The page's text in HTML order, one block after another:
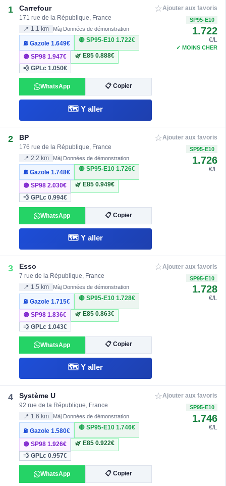
1 Carrefour
171 rue de la République, France
📍 1.1 km Màj Données de démonstration
⛽ Gazole1.649€
🔴 SP95-E10 1.722€
🟣 SP981.947€ 🌿 E85 0.888€
💨 GPLc1.050€
WhatsApp 📋 Copier
🗺️ Y aller
☆Ajouter aux favoris
SP95-E10
1.722
€/L
✓ MOINS CHER
2 BP
176 rue de la République, France
📍 2.2 km Màj Données de démonstration
⛽ Gazole1.748€
🔴 SP95-E10 1.726€
🟣 SP982.030€ 🌿 E85 0.949€
💨 GPLc0.994€
WhatsApp 📋 Copier
🗺️ Y aller
☆Ajouter aux favoris
SP95-E10
1.726
€/L
3 Esso
7 rue de la République, France
📍 1.5 km Màj Données de démonstration
⛽ Gazole1.715€
🔴 SP95-E10 1.728€
🟣 SP981.836€ 🌿 E85 0.863€
💨 GPLc1.043€
WhatsApp 📋 Copier
🗺️ Y aller
☆Ajouter aux favoris
SP95-E10
1.728
€/L
4 Système U
92 rue de la République, France
📍 1.6 km Màj Données de démonstration
⛽ Gazole1.580€
🔴 SP95-E10 1.746€
🟣 SP981.926€ 🌿 E85 0.922€
💨 GPLc0.957€
WhatsApp 📋 Copier
☆Ajouter aux favoris
SP95-E10
1.746
€/L